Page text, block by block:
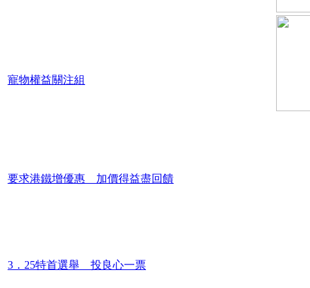
寵物權益關注組
要求港鐵增優惠 加價得益盡回饋
3．25特首選舉 投良心一票